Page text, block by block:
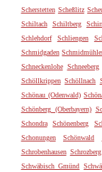
Scherstetten Scheßlitz
Schiltach
Schiltberg
Schlehdorf
Schliengen
Schmidgaden
Schneckenlohe Schneeberg
Schöllkrippen Schöllnach
Schönau (Odenwald)
Schönberg (Oberbayern)
Schondra
Schönenberg
Schonungen
Schönwald
Schrobenhausen Schrozberg
Schwäbisch Gmünd